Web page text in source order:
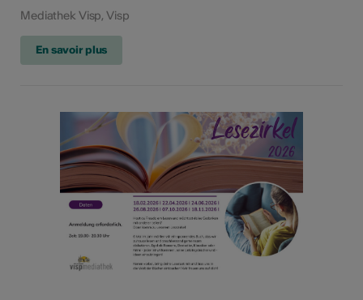
Mediathek Visp, Visp
En savoir plus